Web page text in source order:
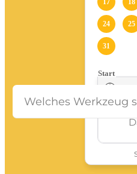
Transporter
Bagger